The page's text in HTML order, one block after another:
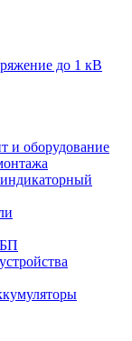
до 1 кВ
и оборудование